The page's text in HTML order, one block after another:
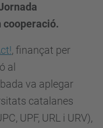
, finançat per
al
va aplegar
catalanes
UPF, URL i URV),